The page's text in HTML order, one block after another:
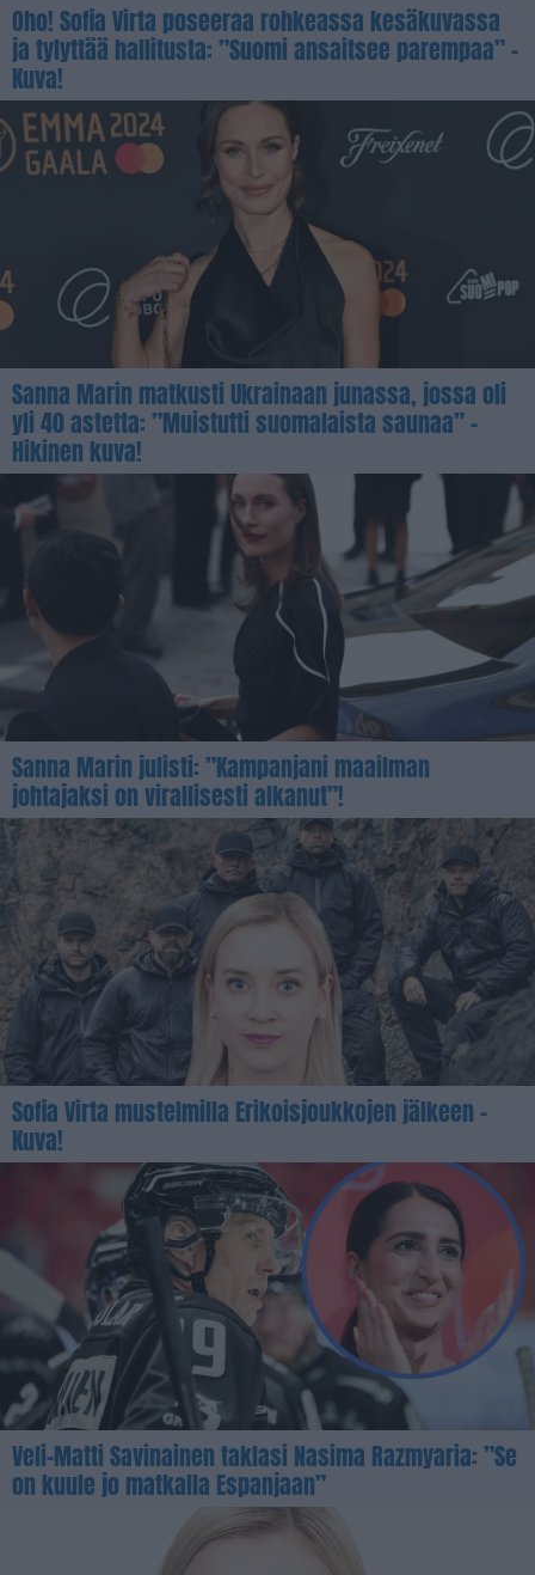
Oho! Sofia Virta poseeraa rohkeassa kesäkuvassa
ja tylyttää hallitusta: ”Suomi ansaitsee parempaa” –
Kuva!
Sanna Marin matkusti Ukrainaan junassa, jossa oli
yli 40 astetta: ”Muistutti suomalaista saunaa” –
Hikinen kuva!
Sanna Marin julisti: ”Kampanjani maailman
johtajaksi on virallisesti alkanut”!
Sofia Virta mustelmilla Erikoisjoukkojen jälkeen –
Kuva!
Veli-Matti Savinainen taklasi Nasima Razmyaria: ”Se
on kuule jo matkalla Espanjaan”